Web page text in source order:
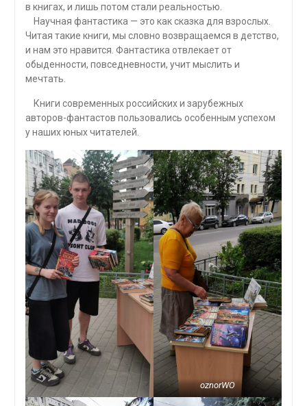
в книгах, и лишь потом стали реальностью.
Научная фантастика — это как сказка для взрослых.
Читая такие книги, мы словно возвращаемся в детство,
и нам это нравится. Фантастика отвлекает от
обыденности, повседневности, учит мыслить и
мечтать.
Книги современных российских и зарубежных
авторов-фантастов пользовались особенным успехом
у наших юных читателей.
oznorWO